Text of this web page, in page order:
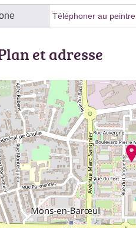
Téléphoner au peintre
et adresse